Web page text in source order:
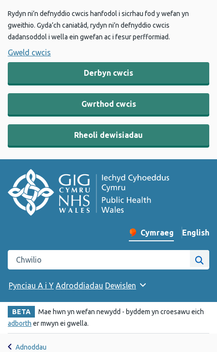
Rydyn ni’n defnyddio cwcis hanfodol i sicrhau fod y wefan yn
gweithio. Gyda’ch caniatâd, rydyn ni’n defnyddio cwcis
dadansoddol i wella ein gwefan ac i fesur perfformiad.
Gweld cwcis
Derbyn cwcis
Gwrthod cwcis
Rheoli dewisiadau
Newid iaith y wefan
Cymraeg English
–
Chwilio gwefan Iechyd Cyhoeddus Cymru
Pynciau A i Y Adroddiadau Dewislen
BETA
Mae hwn yn wefan newydd - byddem yn croesawu eich
adborth er mwyn ei gwella.
Adnoddau